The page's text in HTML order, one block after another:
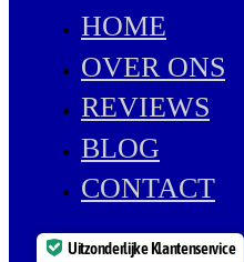
HOME
OVER ONS
REVIEWS
BLOG
CONTACT
Uitzonderlijke Klantenservice